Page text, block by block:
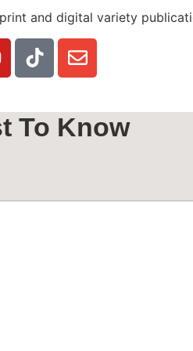
and digital variety
To Know